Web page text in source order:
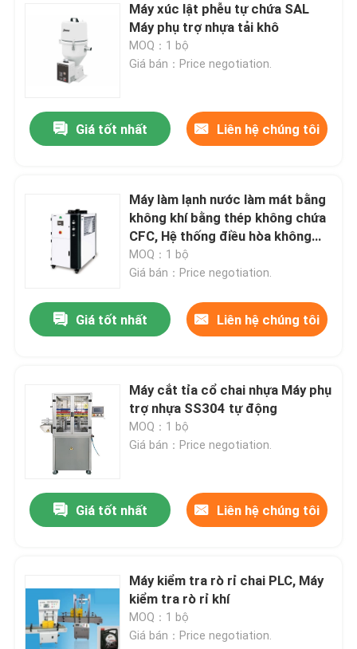
Về chúng tôi
Địa chỉ liên hệ
Sản phẩm
Máy ép đùn
Máy thổi khuôn tự động
Máy thổi chai nhựa
Máy thổi PP
Máy xúc lật phễu tự chứa SAL
Máy phụ trợ nhựa tải khô
MOQ：1 bộ
Giá bán：Price negotiation.
Giá tốt nhất Liên hệ chúng tôi
Máy làm lạnh nước làm mát bằng
không khí bằng thép không chứa
CFC, Hệ thống điều hòa không
khí làm lạnh bằng nước
MOQ：1 bộ
Giá bán：Price negotiation.
Giá tốt nhất Liên hệ chúng tôi
Máy cắt tỉa cổ chai nhựa Máy phụ
trợ nhựa SS304 tự động
MOQ：1 bộ
Giá bán：Price negotiation.
Giá tốt nhất Liên hệ chúng tôi
Máy kiểm tra rò rỉ chai PLC, Máy
kiểm tra rò rỉ khí
MOQ：1 bộ
Giá bán：Price negotiation.